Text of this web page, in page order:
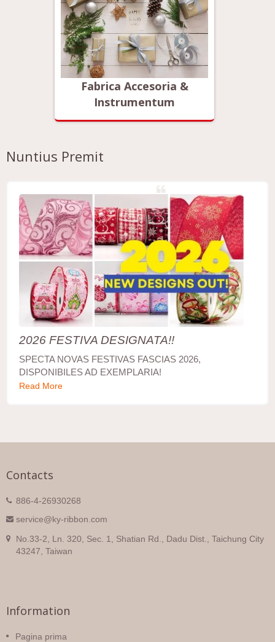
Fabrica Accesoria &
Instrumentum
Nuntius Premit
2026 FESTIVA DESIGNATA!!
SPECTA NOVAS FESTIVAS FASCIAS 2026,
DISPONIBILES AD EXEMPLARIA!
Read More
Contacts
886-4-26930268
service@ky-ribbon.com
No.33-2, Ln. 320, Sec. 1, Shatian Rd., Dadu Dist., Taichung City
43247, Taiwan
Information
Pagina prima